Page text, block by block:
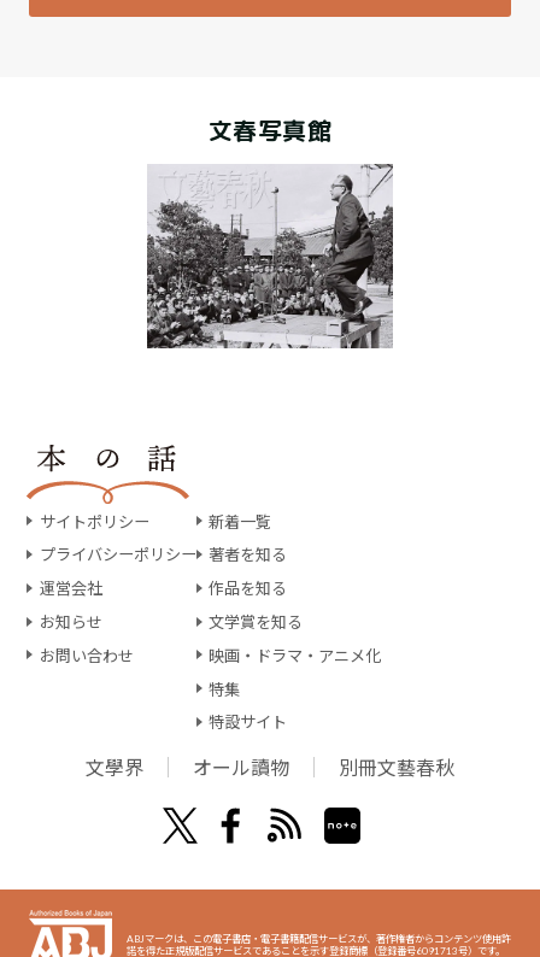
文春写真館
サイトポリシー
プライバシーポリシー
運営会社
お知らせ
お問い合わせ
新着一覧
著者を知る
作品を知る
文学賞を知る
映画・ドラマ・アニメ化
特集
特設サイト
文學界 オール讀物 別冊文藝春秋
ABJマークは、この電子書店・電子書籍配信サービスが、著作権者からコンテンツ使用許
諾を得た正規版配信サービスであることを示す登録商標（登録番号6091713号）です。